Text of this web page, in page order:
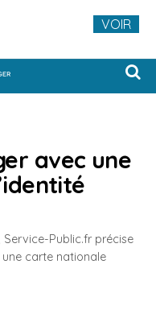
avec une
Service-Public.fr précise
carte nationale
VOIR